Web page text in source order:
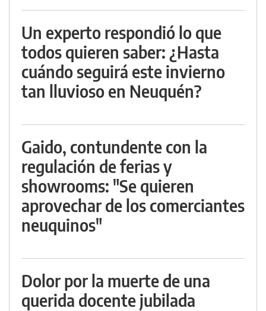
Un experto respondió lo que
todos quieren saber: ¿Hasta
cuándo seguirá este invierno
tan lluvioso en Neuquén?
Gaido, contundente con la
regulación de ferias y
showrooms: "Se quieren
aprovechar de los comerciantes
neuquinos"
Dolor por la muerte de una
querida docente jubilada